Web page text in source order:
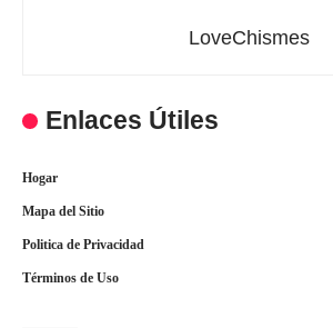
LoveChismes
Enlaces Útiles
Hogar
Mapa del Sitio
Politica de Privacidad
Términos de Uso